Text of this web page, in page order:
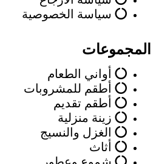
سياسة الخصوصية
المجموعات
أواني الطعام
أطقم للمشروبات
أطقم تقديم
زينة منزلية
الغزل والنسيج
أثاث